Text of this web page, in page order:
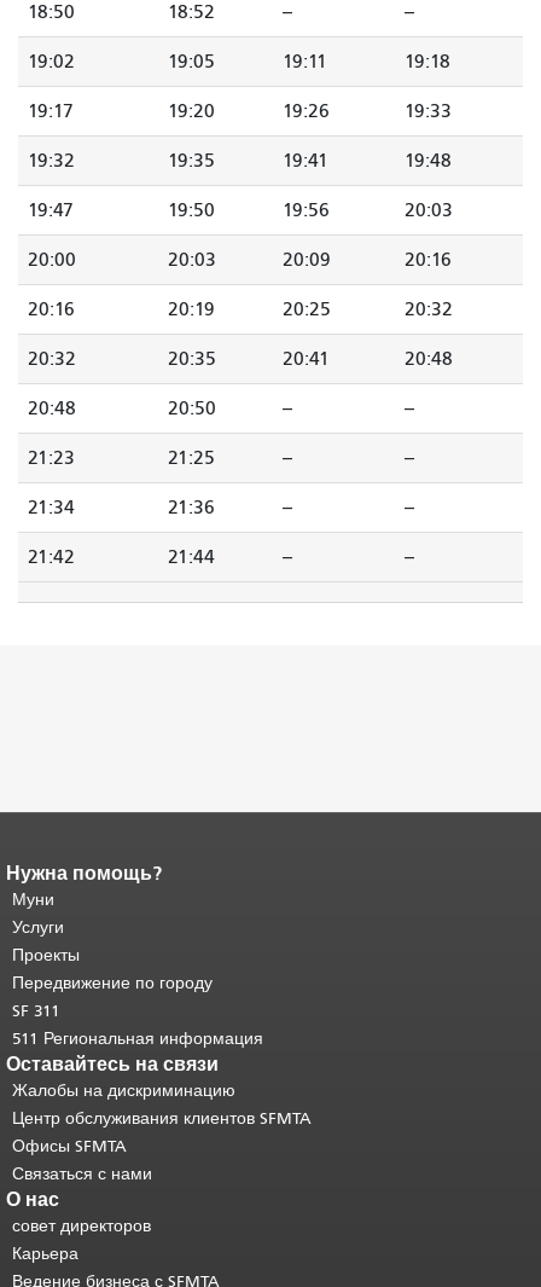
18:50 18:52 -- --
19:02 19:05 19:11 19:18
19:17 19:20 19:26 19:33
19:32 19:35 19:41 19:48
19:47 19:50 19:56 20:03
20:00 20:03 20:09 20:16
20:16 20:19 20:25 20:32
20:32 20:35 20:41 20:48
20:48 20:50 -- --
21:23 21:25 -- --
21:34 21:36 -- --
21:42 21:44 -- --
Конец содержимого
страницы.
страницы повторяется на каждой
странице.
основного содержимого .
Нужна помощь?
Муни
Услуги
Проекты
Передвижение по городу
SF 311
511 Региональная информация
Оставайтесь на связи
Жалобы на дискриминацию
Центр обслуживания клиентов SFMTA
Офисы SFMTA
Связаться с нами
О нас
совет директоров
Карьера
Ведение бизнеса с SFMTA